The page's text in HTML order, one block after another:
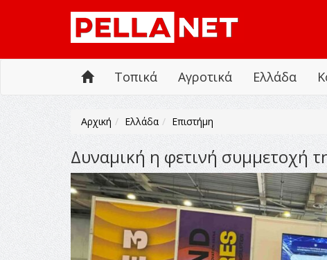
Τοπικά Αγροτικά Ελλάδα
Αρχική Ελλάδα Επιστήμη
Δυναμική η φετινή συμμετοχή